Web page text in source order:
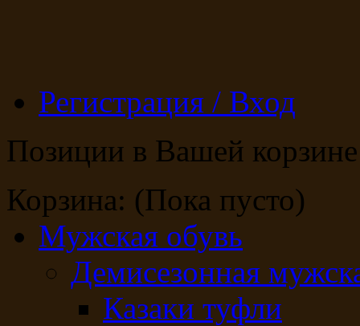
Регистрация / Вход
Позиции в Вашей
Корзина: (Пока пусто)
Мужская обувь
Демисезонная
Казаки туфли